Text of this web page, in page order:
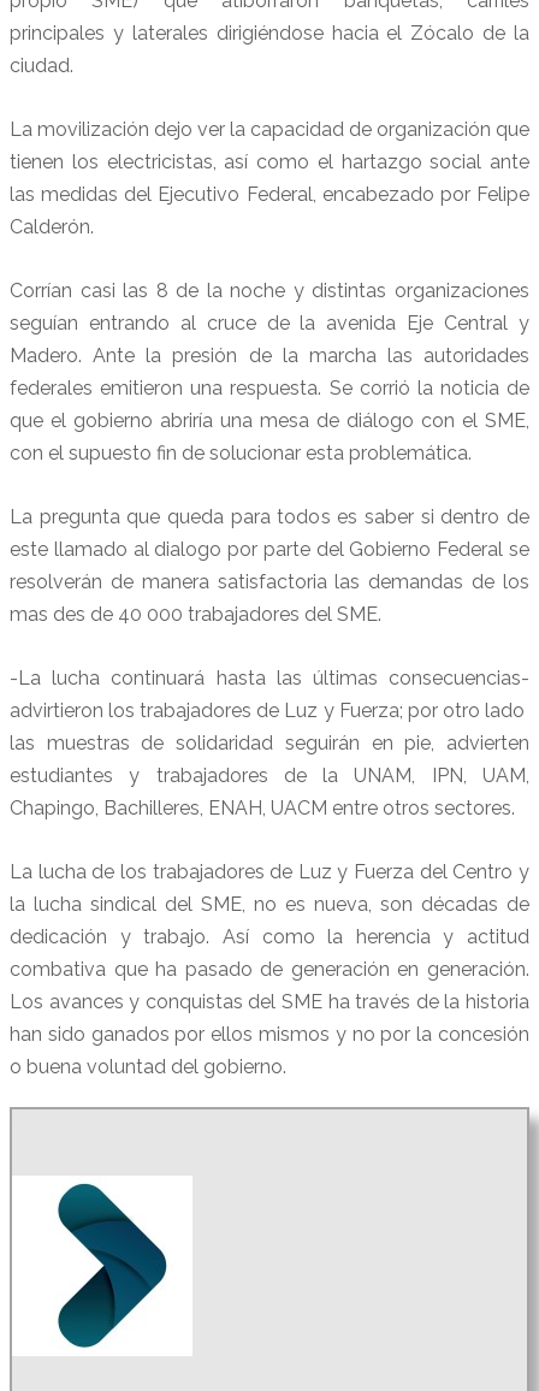
principales y laterales dirigiéndose hacia el Zócalo de la
ciudad.
La movilización dejo ver la capacidad de organización que
tienen los electricistas, así como el hartazgo social ante
las medidas del Ejecutivo Federal, encabezado por Felipe
Calderón.
Corrían casi las 8 de la noche y distintas organizaciones
seguían entrando al cruce de la avenida Eje Central y
Madero. Ante la presión de la marcha las autoridades
federales emitieron una respuesta. Se corrió la noticia de
que el gobierno abriría una mesa de diálogo con el SME,
con el supuesto fin de solucionar esta problemática.
La pregunta que queda para todos es saber si dentro de
este llamado al dialogo por parte del Gobierno Federal se
resolverán de manera satisfactoria las demandas de los
mas des de 40 000 trabajadores del SME.
-La lucha continuará hasta las últimas consecuencias-
advirtieron los trabajadores de Luz y Fuerza; por otro lado
las muestras de solidaridad seguirán en pie, advierten
estudiantes y trabajadores de la UNAM, IPN, UAM,
Chapingo, Bachilleres, ENAH, UACM entre otros sectores.
La lucha de los trabajadores de Luz y Fuerza del Centro y
la lucha sindical del SME, no es nueva, son décadas de
dedicación y trabajo. Así como la herencia y actitud
combativa que ha pasado de generación en generación.
Los avances y conquistas del SME ha través de la historia
han sido ganados por ellos mismos y no por la concesión
o buena voluntad del gobierno.